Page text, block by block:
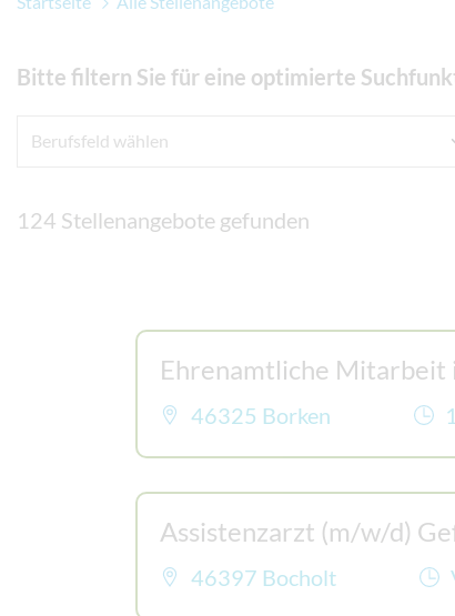
Bitte filtern Sie für eine optimierte
124 Stellenangebote gefunden
Ehrenamtliche Mitarbeit
46325 Borken
Assistenzarzt (m/w/d)
46397 Bocholt